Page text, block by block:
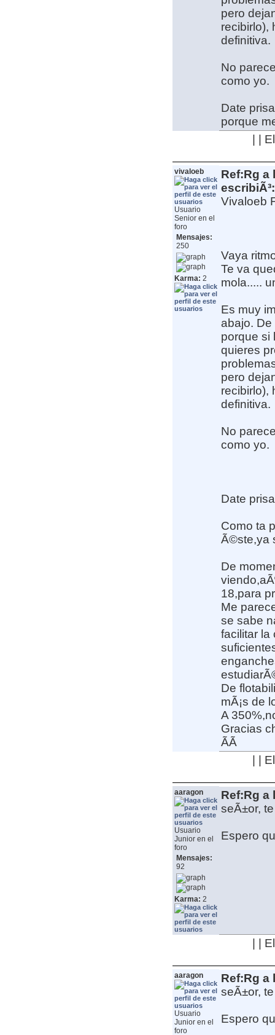
pero
recibirlo),
definitiva.
No
como yo.
Date
porque
| |
vivaloeb
Usuario
Senior en el
foro
Mensajes:
250
Karma: 2
Ref:Rg a
escribiÃ³:
Vivaloeb
Vaya
Te va
mola.....
Es muy
abajo. De
porque si
quieres
pero
recibirlo),
definitiva.
No
como yo.
Date
Como ta
Ã©ste,ya
De
18,para
Me
se sabe
facilitar la
De
mÃ¡s de
A
Gracias
Ã­Ã­
| |
aaragon
Usuario
Junior en el
foro
Mensajes:
92
Karma: 2
Ref:Rg a
seÃ±or,
Espero
| |
aaragon
Usuario
Junior en el
foro
Ref:Rg a
seÃ±or,
Espero